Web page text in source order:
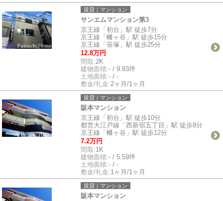
賃貸｜マンション
サンエムマンション第3
京王線「初台」駅 徒歩7分
京王線「幡ヶ谷」駅 徒歩15分
京王線「笹塚」駅 徒歩25分
12.8万円
間取:2K
建物面積:- / 9.83坪
土地面積:- / -
敷金/礼金:2ヶ月/1ヶ月
賃貸｜マンション
阪本マンション
京王線「初台」駅 徒歩10分
都営大江戸線「西新宿五丁目」駅 徒歩8分
京王線「幡ヶ谷」駅 徒歩12分
7.2万円
間取:1K
建物面積:- / 5.59坪
土地面積:- / -
敷金/礼金:1ヶ月/1ヶ月
賃貸｜マンション
阪本マンション